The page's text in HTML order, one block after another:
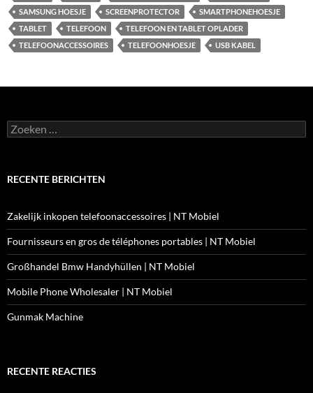
SAMSUNG HOESJE
SCREENPROTECTOR
SMARTPHONEHOESJE
TABLET
TELEFOON
TELEFOON EN TABLET OPLADER
TELEFOONACCESSOIRES
TELEFOONHOESJE USB KABEL
Zoeken
naar:
RECENTE BERICHTEN
Zakelijk inkopen telefoonaccessoires | NT Mobiel
Fournisseurs en gros de téléphones portables | NT Mobiel
Großhandel Bmw Handyhüllen | NT Mobiel
Mobile Phone Wholesaler | NT Mobiel
Gunmak Machine
RECENTE REACTIES